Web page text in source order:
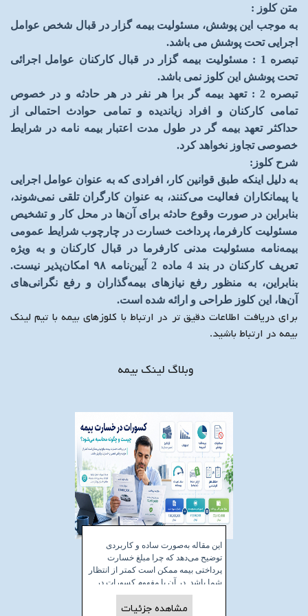
متن کلوز :
به موجب این پوشش، مسئولیت بیمه گزار در قبال شخص عوامل
اجرایی تحت پوشش می باشد.
تبصره 1 : مسئولیت بیمه گزار در قبال کارکنان عوامل اجرائی
تحت پوشش این کلوز نمی باشد.
تبصره 2 : تعهد بیمه گر برا هر نفر در هر حادثه و در خصوص
تمامی کارکنان و افراد زیاندیده و تمامی حوادث احتمالی از
حداکثر تعهد بیمه گر در طول مدت اعتبار بیمه نامه در شرایط
خصوصی تجاوز نخواهد کرد.
شرح کلوز :
به دلیل اینکه طبق قوانین کار، افرادی که به عنوان عوامل اجرایی
یا پیمانکاران فعالیت می‌کنند، به عنوان کارگران تلقی نمی‌شوند،
بنابراین در صورت وقوع حادثه برای آن‌ها در محل کار و تشخیص
مسئولیت کارفرما، پرداخت خسارت در چارچوب شرایط عمومی
بیمه‌نامه مسئولیت مدنی کارفرما در قبال کارکنان و به ویژه
تعریف کارکنان در بند 4 ماده 2 آیین‌نامه
۹۸امکان‌پذیر نیست.
بنابراین، به منظور رفع نیازهای بیمه‌گذاران و رفع نگرانی‌های
آن‌ها، این کلوز طراحی و ارائه شده است.
برای دریافت اطلاعات دقیق تر در ارتباط با کلوزهای بیمه با تیم لینک
بیمه در ارتباط باشید.
وبلاگ لینک بیمه
این مقاله به‌صورت ساده و کاربردی
توضیح می‌دهد که چرا مبلغ خسارت
پرداختی بیمه ممکن است کمتر از انتظار
شما باشد. در آن با مفهوم کسورات در
خسارت بیمه، انواع عوامل کاهش مبلغ
خسارت مانند فرانشیز، استهلاک و
مشاهده جزئیات